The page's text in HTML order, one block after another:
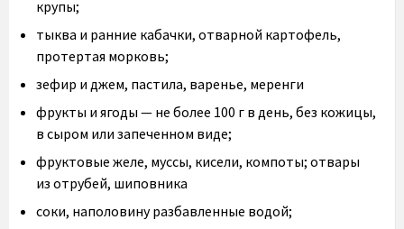
крупы;
тыква и ранние кабачки, отварной картофель,
протертая морковь;
зефир и джем, пастила, варенье, меренги
фрукты и ягоды — не более 100 г в день, без кожицы,
в сыром или запеченном виде;
фруктовые желе, муссы, кисели, компоты; отвары
из отрубей, шиповника
соки, наполовину разбавленные водой;